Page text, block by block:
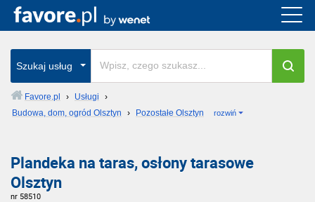
Szukaj usług
Favore.pl › Usługi
›
Budowa, dom, ogród Olsztyn
› Pozostałe Olsztyn rozwiń
Plandeka na taras, osłony tarasowe
Olsztyn
nr 58510